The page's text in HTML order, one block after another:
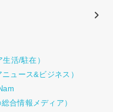
活/駐在）
ュース&ビジネス）
合情報メディア）